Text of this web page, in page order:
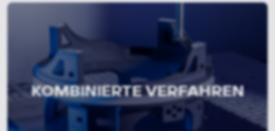
KOMBINIERTE VERFAHREN